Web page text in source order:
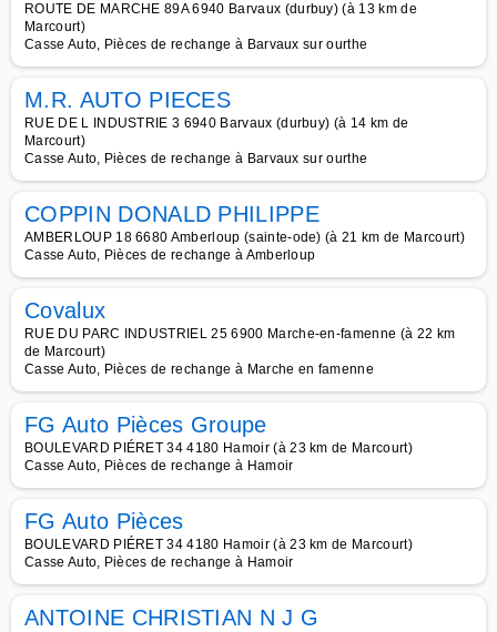
ROUTE DE MARCHE 89A 6940 Barvaux (durbuy) (à 13 km de
Marcourt)
Casse Auto, Pièces de rechange à Barvaux sur ourthe
M.R. AUTO PIECES
RUE DE L INDUSTRIE 3 6940 Barvaux (durbuy) (à 14 km de
Marcourt)
Casse Auto, Pièces de rechange à Barvaux sur ourthe
COPPIN DONALD PHILIPPE
AMBERLOUP 18 6680 Amberloup (sainte-ode) (à 21 km de Marcourt)
Casse Auto, Pièces de rechange à Amberloup
Covalux
RUE DU PARC INDUSTRIEL 25 6900 Marche-en-famenne (à 22 km
de Marcourt)
Casse Auto, Pièces de rechange à Marche en famenne
FG Auto Pièces Groupe
BOULEVARD PIÉRET 34 4180 Hamoir (à 23 km de Marcourt)
Casse Auto, Pièces de rechange à Hamoir
FG Auto Pièces
BOULEVARD PIÉRET 34 4180 Hamoir (à 23 km de Marcourt)
Casse Auto, Pièces de rechange à Hamoir
ANTOINE CHRISTIAN N J G